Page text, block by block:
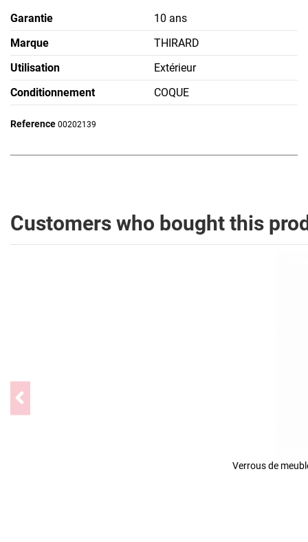
Garantie
10 ans
Marque
THIRARD
Utilisation
Extérieur
Conditionnement
COQUE
Reference 00202139
Customers who bought this
Verrous de